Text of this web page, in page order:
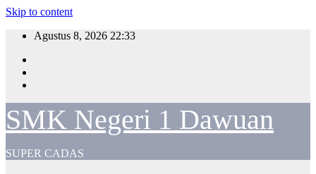
Skip to content
Agustus 8, 2026 22:33
SMK Negeri 1 Dawuan
SUPER CADAS